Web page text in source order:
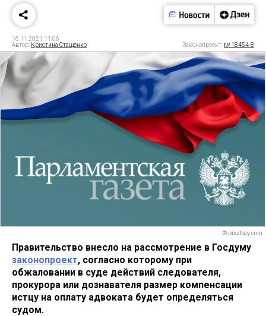
16.11.2021 11:06
Автор: Кристина Стащенко Законопроект: № 18454-8
© pixabay.com
Правительство внесло на рассмотрение в Госдуму
законопроект, согласно которому при
обжаловании в суде действий следователя,
прокурора или дознавателя размер компенсации
истцу на оплату адвоката будет определяться
судом.